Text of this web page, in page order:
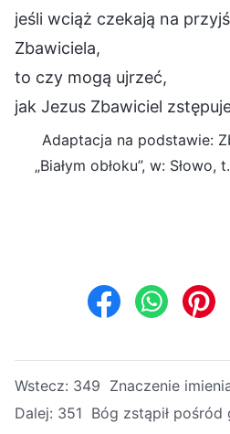
jeśli wciąż czekają na
Zbawiciela,
to czy mogą ujrzeć,
jak Jezus Zbawiciel
Adaptacja na podstawie:
„Białym obłoku”, w:
Wstecz: 349 Znaczenie
Dalej: 351 Bóg zstąpił